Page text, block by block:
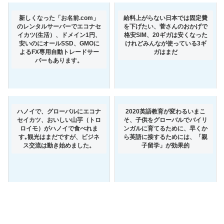
新しくなった「お名前.com」
のレンタルサーバーでエコナセ
イカツ(生活）、ドメイン1円、
安いのにオールSSD、GMOに
よるFX専用自動トレードサー
バーもあります。
給料上がらない日本では固定費
を下げたい、菅さんのおかげで
格安SIM、20ギガは安くなった
けれどみんなが使っている3ギ
ガはまだ
ハノイで、グローバルにエコナ
セイカツ、おいしい山芋（トロ
ロイモ）がハノイで食べれま
す｡観光はまだですが、ビジネ
ス交流は動き始めました。
2020英語教育が変わるいまこ
そ、子供をグローバルでバイリ
ンガルに育てるために、早くか
ら英語に接するためには、「親
子留学」が効果的